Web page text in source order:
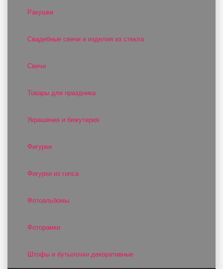
Ракушки
Свадебные свечи и изделия из стекла
Свечи
Товары для праздника
Украшения и бижутерия
Фигурки
Фигурки из гипса
Фотоальбомы
Фоторамки
Штофы и бутылочки декоративные